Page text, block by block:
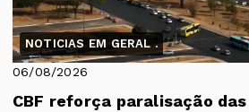
NOTICIAS EM GERAL .
06/08/2026
CBF reforça paralisação